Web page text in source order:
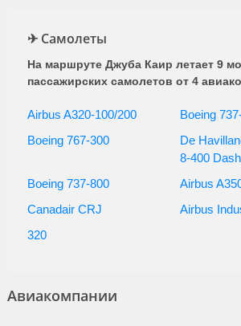
✈ Самолеты
На маршруте Джуба Каир летает 9
пассажирских самолетов от 4
Airbus A320-100/200
Boeing
Boeing 767-300
De
8-400
Boeing 737-800
Airbus
Canadair CRJ
Airbus
320
Авиакомпании